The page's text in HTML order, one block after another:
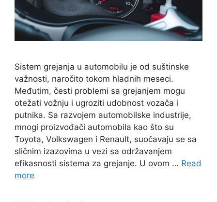
Sistem grejanja u automobilu je od suštinske
važnosti, naročito tokom hladnih meseci.
Međutim, česti problemi sa grejanjem mogu
otežati vožnju i ugroziti udobnost vozača i
putnika. Sa razvojem automobilske industrije,
mnogi proizvođači automobila kao što su
Toyota, Volkswagen i Renault, suočavaju se sa
sličnim izazovima u vezi sa održavanjem
efikasnosti sistema za grejanje. U ovom … Read
more